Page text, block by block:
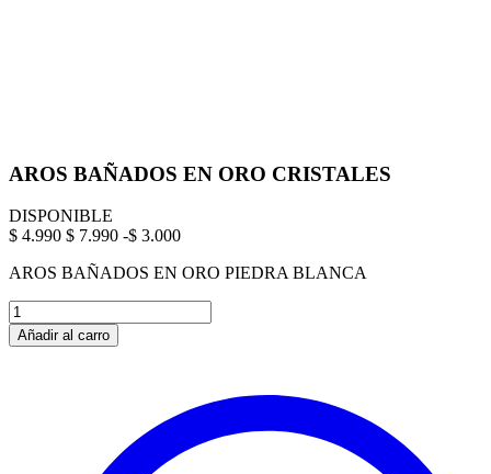
AROS BAÑADOS EN ORO CRISTALES
DISPONIBLE
$ 4.990 $ 7.990 -$ 3.000
AROS BAÑADOS EN ORO PIEDRA BLANCA
Añadir al carro